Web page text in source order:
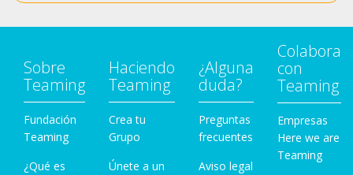
Sobre
Teaming
Fundación
Teaming
¿Qué es
Haciendo
Teaming
Crea tu
Grupo
Únete a un
¿Alguna
duda?
Preguntas
frecuentes
Aviso legal
Colabora
con
Teaming
Empresas
Here we are
Teaming